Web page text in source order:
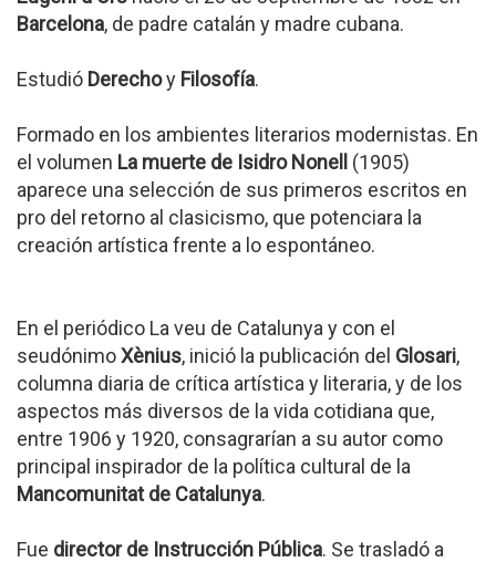
Barcelona, de padre catalán y madre cubana.
Estudió Derechoy Filosofía.
Formado en los ambientes literarios modernistas. En
el volumen La muerte de Isidro Nonell
(1905)
aparece una selección de sus primeros escritos en
pro del retorno al clasicismo, que potenciara la
creación artística frente a lo espontáneo.
En el periódico La veu de Catalunya y con el
seudónimoXènius, inició la publicación del Glosari,
columna diaria de crítica artística y literaria, y de los
aspectos más diversos de la vida cotidiana que,
entre 1906 y 1920, consagrarían a su autor como
principal inspirador de la política cultural de la
Mancomunitat de Catalunya.
Fue director de Instrucción Pública. Se trasladó a